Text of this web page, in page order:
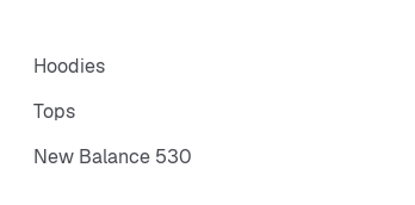
Hoodies
Tops
New Balance 530